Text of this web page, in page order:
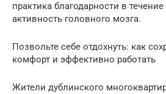
практика благодарности в
активность головного мозга.
Позвольте себе отдохнуть: как
комфорт и эффективно работать
Жители дублинского